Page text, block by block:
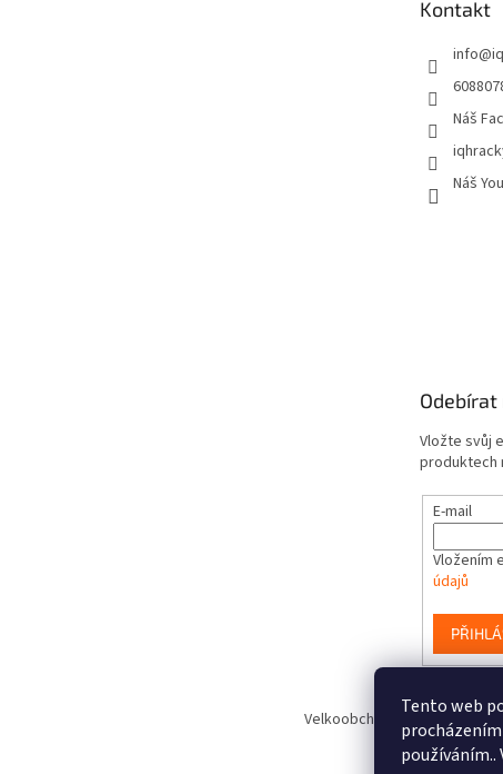
Tento web
používáním..
Kontakt
info@
Náš
Náš
Vložte svůj
produktech
E-mail
Vložením
údajů
Velkoobchod hraček